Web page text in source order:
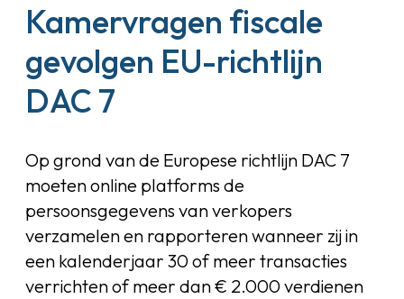
Kamervragen fiscale
gevolgen EU-richtlijn
DAC 7
Op grond van de Europese richtlijn DAC 7
moeten online platforms de
persoonsgegevens van verkopers
verzamelen en rapporteren wanneer zij in
een kalenderjaar 30 of meer transacties
verrichten of meer dan € 2.000 verdienen